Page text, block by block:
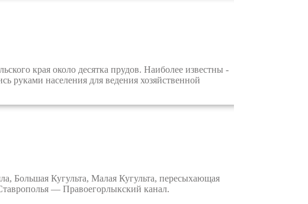
края около десятка прудов. Наиболее известны -
руками населения для ведения хозяйственной
Большая Кугульта, Малая Кугульта, пересыхающая
— Правоегорлыкский канал.